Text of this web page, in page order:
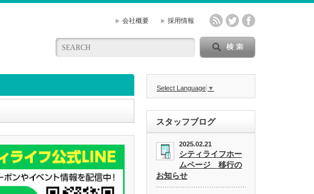
会社概要 採用情報
Select Language ▼
スタッフブログ
2025.02.21
シティライフホー
ムページ 移行の
お知らせ